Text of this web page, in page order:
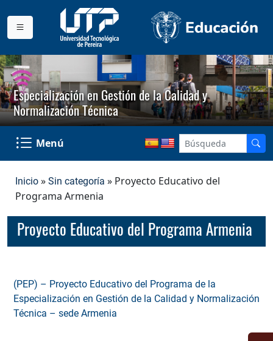
Especialización en Gestión de la Calidad y
Normalización Técnica
Menú
Inicio » Sin categoría » Proyecto Educativo del
Programa Armenia
Proyecto Educativo del Programa Armenia
(PEP) – Proyecto Educativo del Programa de la
Especialización en Gestión de la Calidad y Normalización
Técnica – sede Armenia